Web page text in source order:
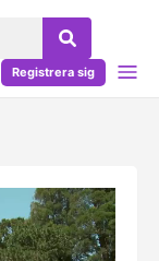
Registrera sig